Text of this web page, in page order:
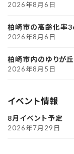
2026年8月6日
柏崎市の高齢化率
2026年8月6日
柏崎市内のゆりが
2026年8月5日
イベント情報
8月イベント予定
2026年7月29日